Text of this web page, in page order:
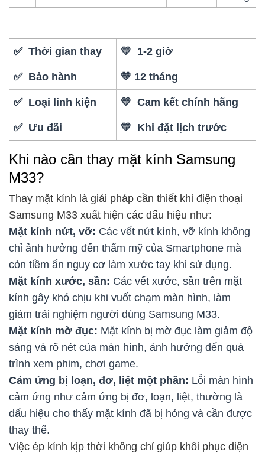
✅ Thời gian thay 💛 1-2 giờ
✅ Bảo hành 💛 12 tháng
✅ Loại linh kiện 💛 Cam kết chính hãng
✅ Ưu đãi 💛 Khi đặt lịch trước
Khi nào cần thay mặt kính Samsung
M33?
Thay mặt kính là giải pháp cần thiết khi điện thoại
Samsung M33 xuất hiện các dấu hiệu như:
Mặt kính nứt, vỡ: Các vết nứt kính, vỡ kính không
chỉ ảnh hưởng đến thẩm mỹ của Smartphone mà
còn tiềm ẩn nguy cơ làm xước tay khi sử dụng.
Mặt kính xước, sần: Các vết xước, sần trên mặt
kính gây khó chịu khi vuốt chạm màn hình, làm
giảm trải nghiệm người dùng Samsung M33.
Mặt kính mờ đục: Mặt kính bị mờ đục làm giảm độ
sáng và rõ nét của màn hình, ảnh hưởng đến quá
trình xem phim, chơi game.
Cảm ứng bị loạn, đơ, liệt một phần: Lỗi màn hình
cảm ứng như cảm ứng bị đơ, loạn, liệt, thường là
dấu hiệu cho thấy mặt kính đã bị hỏng và cần được
thay thế.
Việc ép kính kịp thời không chỉ giúp khôi phục diện